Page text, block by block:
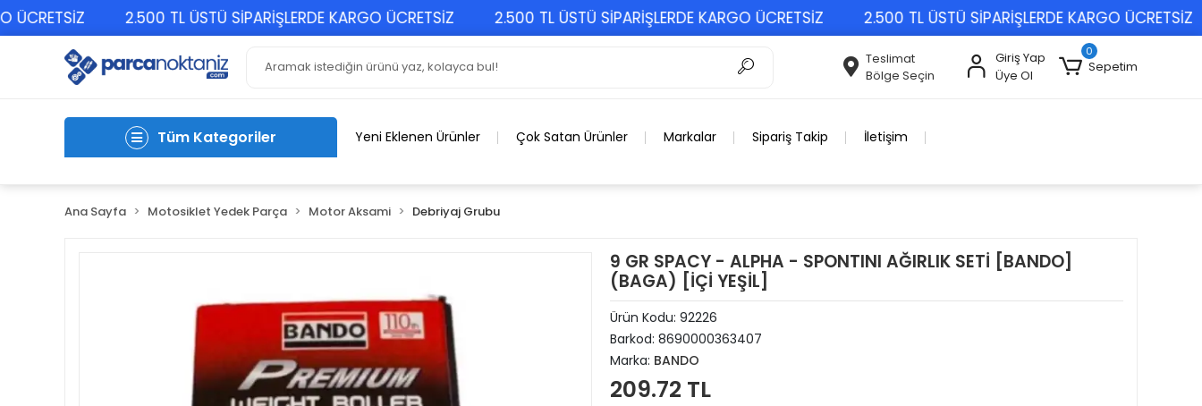
2.500 TL ÜSTÜ SİPARİŞLERDE KARGO ÜCRETSİZ 2.500 TL ÜSTÜ SİPARİŞLERDE KARGO ÜCRETSİZ 2.500 TL ÜSTÜ SİPARİŞLERDE KARGO ÜCRETSİZ
Teslimat
Bölge Seçin
Giriş Yap
Üye Ol
0
Sepetim
Tüm Kategoriler Yeni Eklenen Ürünler Çok Satan Ürünler Markalar Sipariş Takip İletişim
Ana Sayfa Motosiklet Yedek Parça Motor Aksami Debriyaj Grubu
9 GR SPACY - ALPHA - SPONTINI AĞIRLIK SETİ [BANDO]
(BAGA) [İÇİ YEŞİL]
Ürün Kodu: 92226
Barkod: 8690000363407
Marka: BANDO
209.72 TL